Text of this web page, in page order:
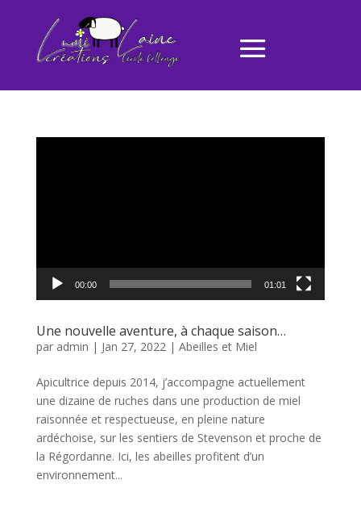
00:00 01:01
Une nouvelle aventure, à chaque saison…
par admin | Jan 27, 2022| Abeilles et Miel
Apicultrice depuis 2014, j’accompagne actuellement
une dizaine de ruches dans une production de miel
raisonnée et respectueuse, en pleine nature
ardéchoise, sur les sentiers de Stevenson et proche de
la Régordanne. Ici, les abeilles profitent d’un
environnement...